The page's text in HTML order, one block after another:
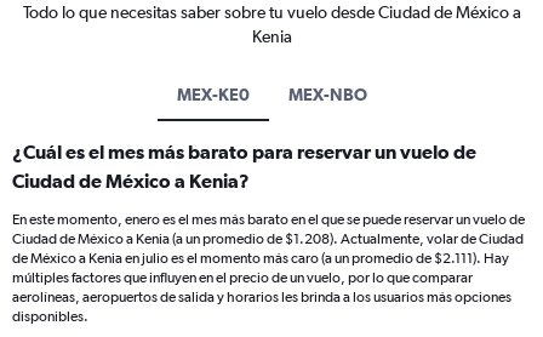
Todo lo que necesitas saber sobre tu vuelo desde Ciudad de México a
Kenia
MEX-KE0 MEX-NBO
¿Cuál es el mes más barato para reservar un vuelo de
Ciudad de México a Kenia?
En este momento, enero es el mes más barato en el que se puede reservar un vuelo de
Ciudad de México a Kenia (a un promedio de $1.208). Actualmente, volar de Ciudad
de México a Kenia en julio es el momento más caro (a un promedio de $2.111). Hay
múltiples factores que influyen en el precio de un vuelo, por lo que comparar
aerolíneas, aeropuertos de salida y horarios les brinda a los usuarios más opciones
disponibles.